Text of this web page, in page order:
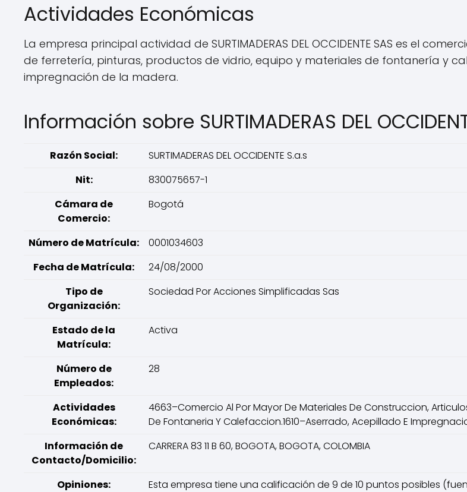
Actividades Económicas
La empresa principal actividad de SURTIMADERAS DEL OCCIDENTE SAS es el
de ferretería, pinturas, productos de vidrio, equipo y materiales de fontanería y
impregnación de la madera.
Información sobre SURTIMADERAS DEL
Razón Social:
SURTIMADERAS DEL OCCIDENTE S.a.s
Nit:
830075657-1
Cámara de
Comercio:
Bogotá
Número de Matrícula:
0001034603
Fecha de Matrícula:
24/08/2000
Tipo de
Organización:
Sociedad Por Acciones Simplificadas Sas
Estado de la
Matrícula:
Activa
Número de
Empleados:
28
Actividades
Económicas:
4663–Comercio Al Por Mayor De Materiales De Construccion,
De Fontaneria Y Calefaccion.1610–Aserrado, Acepillado E
Información de
Contacto/Domicilio:
CARRERA 83 11 B 60, BOGOTA, BOGOTA, COLOMBIA
Opiniones:
Esta empresa tiene una calificación de 9 de 10 puntos posibles